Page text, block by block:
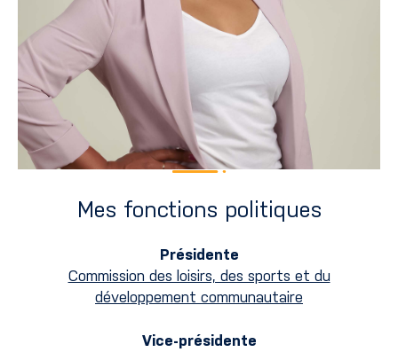
Mes fonctions politiques
Présidente
Commission des loisirs, des sports et du
développement communautaire
Vice-présidente